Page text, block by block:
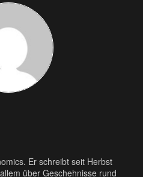
Er schreibt seit Herbst
über Geschehnisse rund